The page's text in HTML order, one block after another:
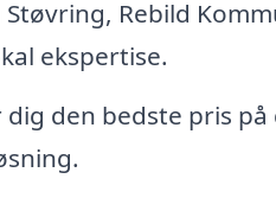
Rebild
ekspertise.
den bedste pris på